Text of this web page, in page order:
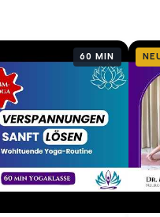
60 MIN